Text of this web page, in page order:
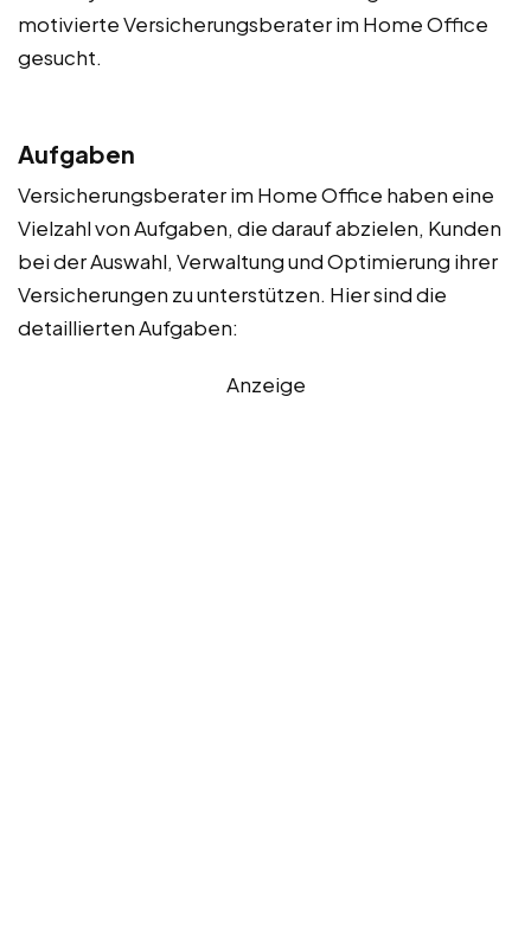
motivierte Versicherungsberater im Home Office
gesucht.
Aufgaben
Versicherungsberater im Home Office haben eine
Vielzahl von Aufgaben, die darauf abzielen, Kunden
bei der Auswahl, Verwaltung und Optimierung ihrer
Versicherungen zu unterstützen. Hier sind die
detaillierten Aufgaben:
Anzeige